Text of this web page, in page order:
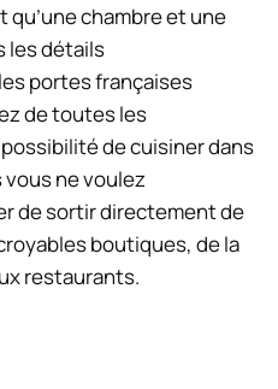
qu’une chambre et une
les détails
portes françaises
de toutes les
de cuisiner dans
ne voulez
de sortir directement de
boutiques, de la
restaurants.